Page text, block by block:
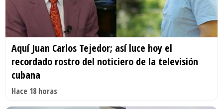
Aquí Juan Carlos Tejedor; así luce hoy el
recordado rostro del noticiero de la televisión
cubana
Hace 18 horas